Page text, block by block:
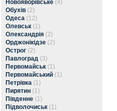
Новояворівське (4)
Обухів (2)
Одеса (12)
Олевськ (1)
Олександрія (2)
Орджонікідзе (2)
Острог (2)
Павлоград (3)
Первомайськ (1)
Первомайський (1)
Петрівка (1)
Пирятин (1)
Південне (1)
Підволочиськ (1)